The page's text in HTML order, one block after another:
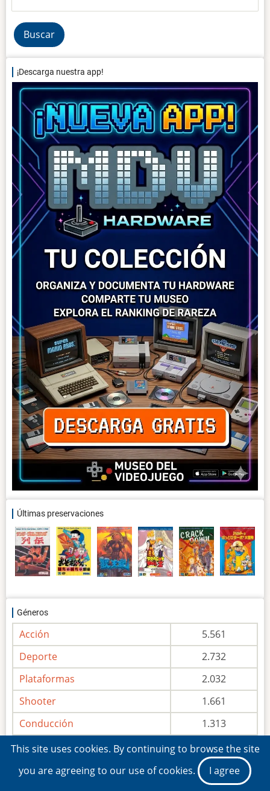
¡Descarga nuestra app!
Últimas preservaciones
Géneros
Acción
5.561
Deporte
2.732
Plataformas
2.032
Shooter
1.661
Conducción
1.313
RPG
1.096
Aventura
1.092
This site uses cookies. By continuing to browse the site
you are agreeing to our use of cookies.
I agree